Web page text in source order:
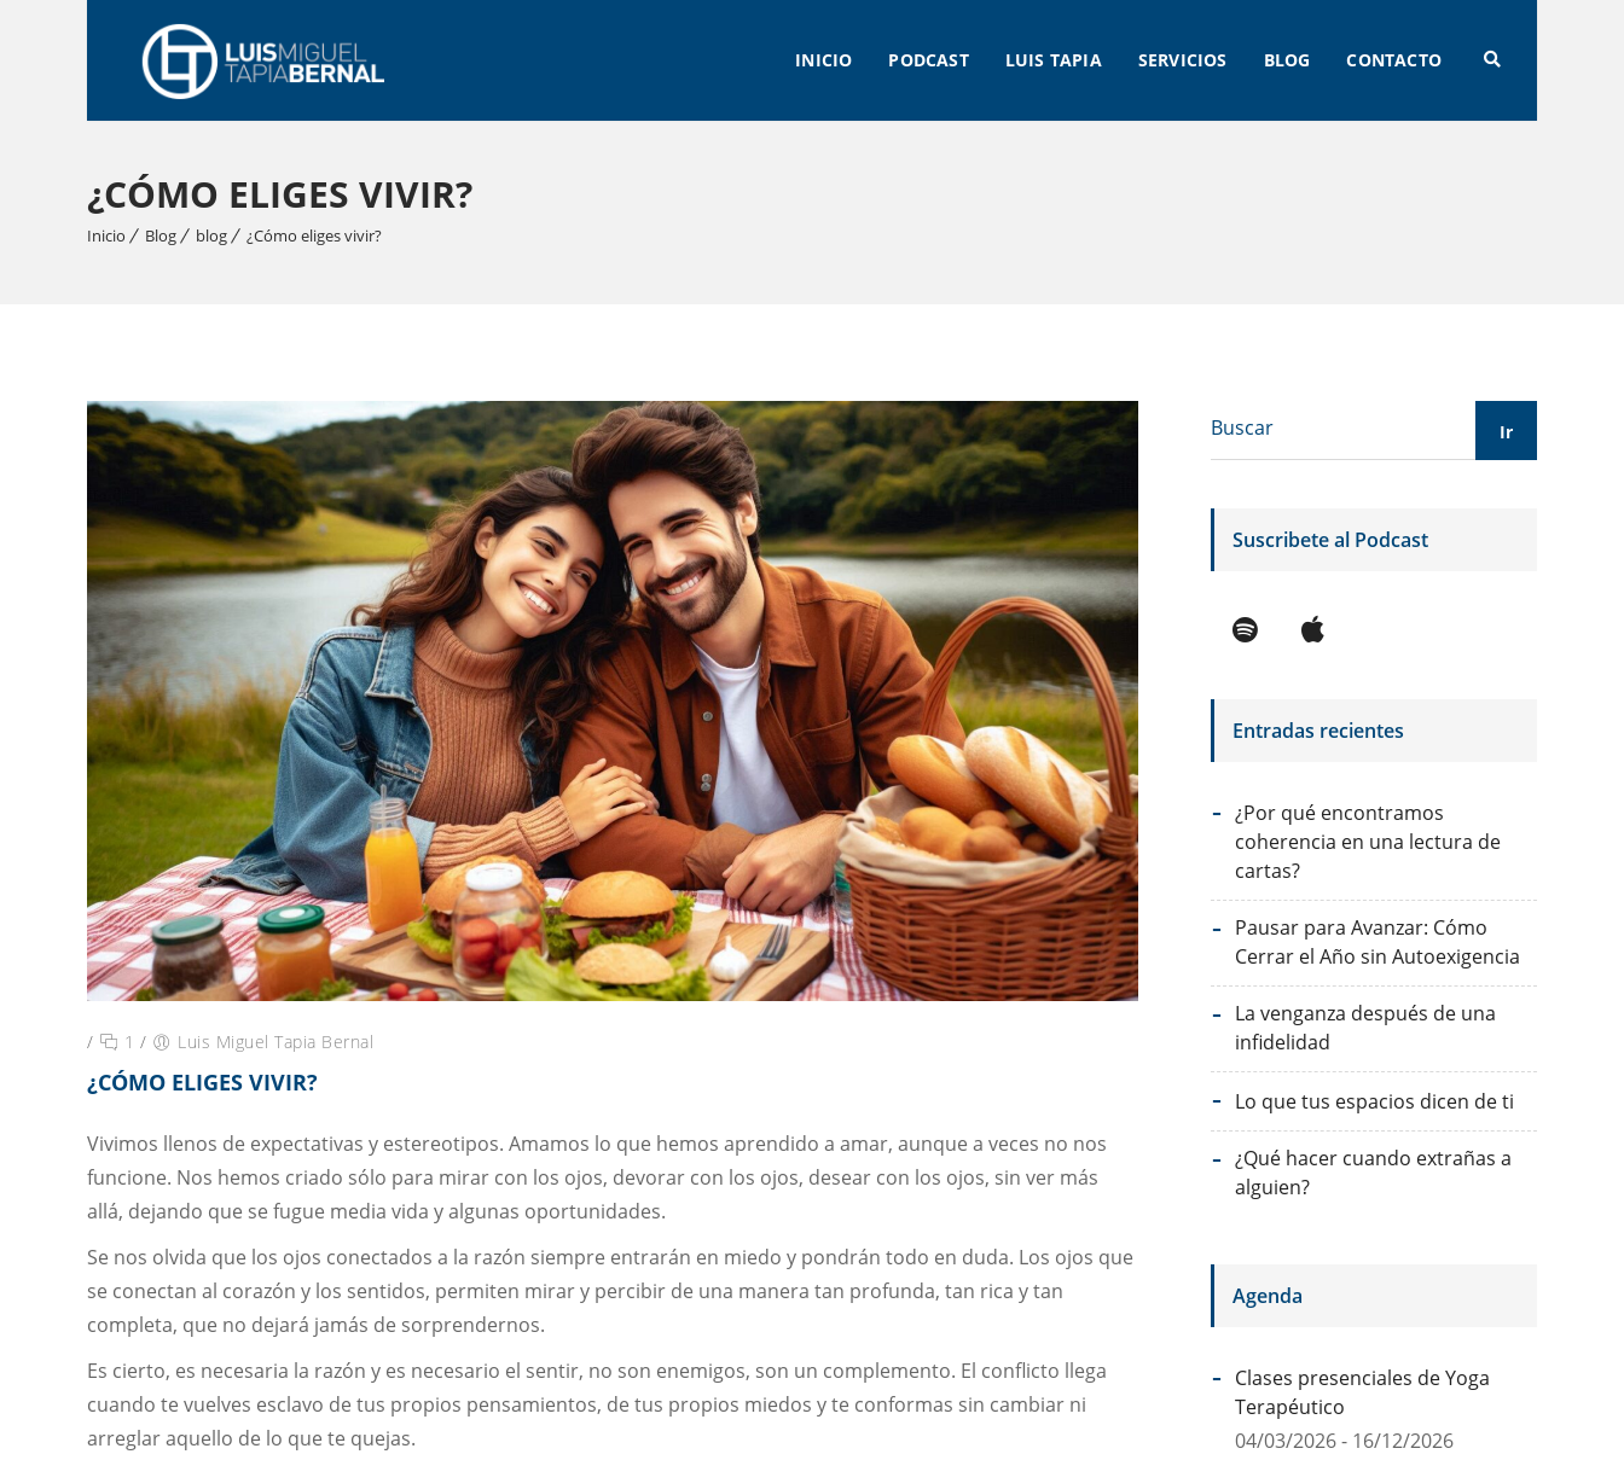
INICIO PODCAST LUIS TAPIA SERVICIOS BLOG CONTACTO
¿CÓMO ELIGES VIVIR?
Inicio Blog blog ¿Cómo eliges vivir?
/ 1 / Luis Miguel Tapia Bernal
¿CÓMO ELIGES VIVIR?
Vivimos llenos de expectativas y estereotipos. Amamos lo que hemos aprendido a amar, aunque a veces no nos
funcione. Nos hemos criado sólo para mirar con los ojos, devorar con los ojos, desear con los ojos, sin ver más
allá, dejando que se fugue media vida y algunas oportunidades.
Se nos olvida que los ojos conectados a la razón siempre entrarán en miedo y pondrán todo en duda. Los ojos que
se conectan al corazón y los sentidos, permiten mirar y percibir de una manera tan profunda, tan rica y tan
completa, que no dejará jamás de sorprendernos.
Es cierto, es necesaria la razón y es necesario el sentir, no son enemigos, son un complemento. El conflicto llega
cuando te vuelves esclavo de tus propios pensamientos, de tus propios miedos y te conformas sin cambiar ni
arreglar aquello de lo que te quejas.
Suscribete al Podcast
Entradas recientes
¿Por qué encontramos
coherencia en una lectura de
cartas?
Pausar para Avanzar: Cómo
Cerrar el Año sin Autoexigencia
La venganza después de una
infidelidad
Lo que tus espacios dicen de ti
¿Qué hacer cuando extrañas a
alguien?
Agenda
Clases presenciales de Yoga
Terapéutico
04/03/2026 - 16/12/2026